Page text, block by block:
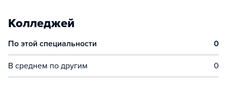
Колледжей
По этой специальности 0
В среднем по другим 0